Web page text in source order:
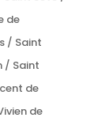
de
/ Saint
/ Saint
de
de